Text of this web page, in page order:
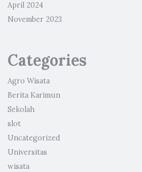
April 2024
November 2023
Categories
Agro Wisata
Berita Karimun
Sekolah
slot
Uncategorized
Universitas
wisata